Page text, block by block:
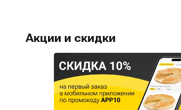
Акции и скидки